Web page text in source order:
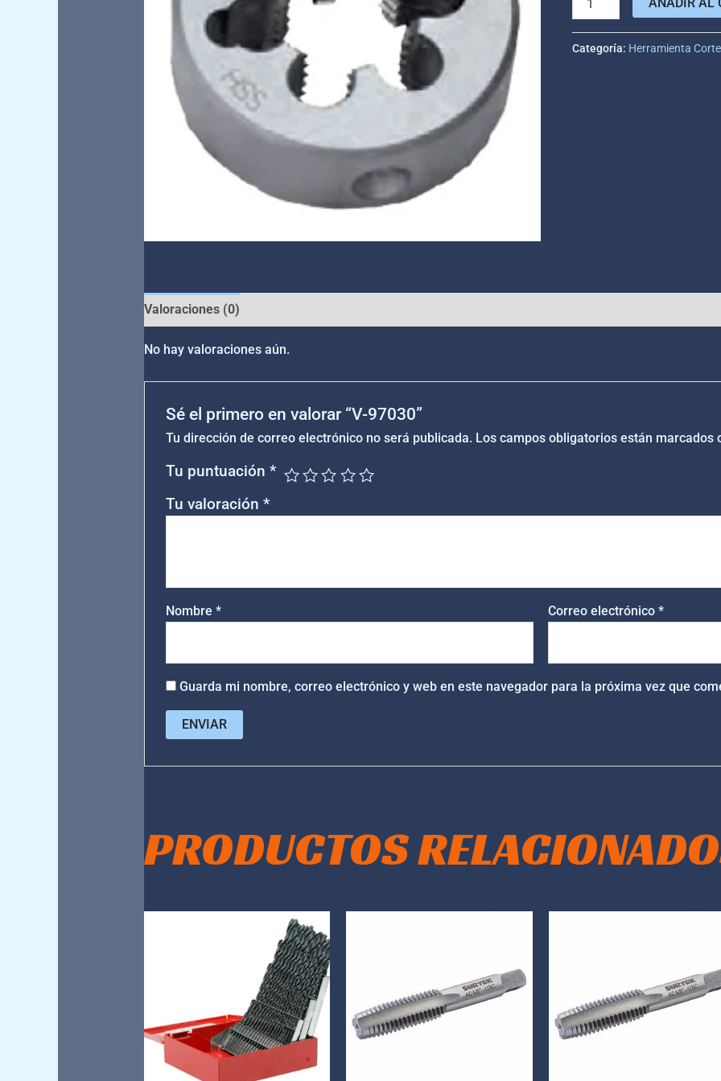
Categoría: Herramienta Corte
Valoraciones (0)
No hay valoraciones aún.
Sé el primero en valorar “V-97030”
Tu dirección de correo electrónico no será publicada. Los campos obligatorios están marcados
Tu puntuación*
Tu valoración*
Nombre* Correo electrónico*
Guarda mi nombre, correo electrónico y web en este navegador para la próxima vez que
PRODUCTOS